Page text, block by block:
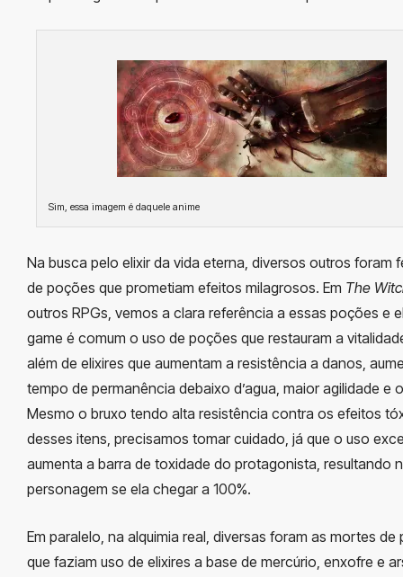
Sim, essa imagem é daquele anime
Na busca pelo elixir da vida eterna, diversos outros foram
de poções que prometiam efeitos milagrosos. Em The
outros RPGs, vemos a clara referência a essas poções e
game é comum o uso de poções que restauram a
além de elixires que aumentam a resistência a danos,
tempo de permanência debaixo d’agua, maior agilidade e
Mesmo o bruxo tendo alta resistência contra os efeitos
desses itens, precisamos tomar cuidado, já que o uso
aumenta a barra de toxidade do protagonista, resultando
personagem se ela chegar a 100%.
Em paralelo, na alquimia real, diversas foram as mortes de
que faziam uso de elixires a base de mercúrio, enxofre e